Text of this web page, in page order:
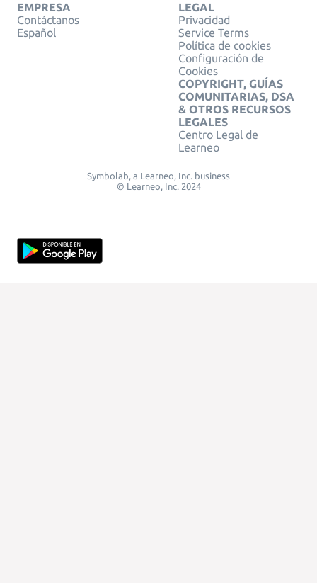
EMPRESA
Contáctanos
Español
LEGAL
Privacidad
Service Terms
Política de cookies
Configuración de
Cookies
COPYRIGHT, GUÍAS
COMUNITARIAS, DSA
& OTROS RECURSOS
LEGALES
Centro Legal de
Learneo
Symbolab, a Learneo, Inc. business
© Learneo, Inc. 2024